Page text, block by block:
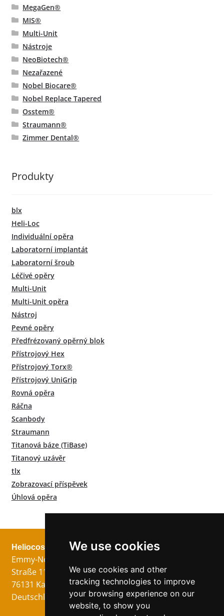
We use cookies
We use cookies and other
tracking technologies to improve
your browsing experience on our
website, to show you
MegaGen®
MIS®
Multi-Unit
Nástroje
NeoBiotech®
Nezařazené
Nobel Biocare®
Nobel Replace Tapered
Osstem®
Straumann®
Zimmer Dental®
Produkty
blx
Heli-Loc
Individuální opěra
Laboratorní implantát
Laboratorní šroub
Léčivé opěry
Multi-Unit
Multi-Unit opěra
Nástroj
Pevné opěry
Předfrézovaný opěrný blok
Přístrojový Hex
Přístrojový Torx®
Přístrojový UniGrip
Rovná opěra
Ráčna
Scanbody
Straumann
Titanová báze (TiBase)
Titanový uzávěr
tlx
Zobrazovací příspěvek
Úhlová opěra
Heliocos GmbH
Emmy-Noether-
Straße 11
76131 Karlsruhe
Deutschland
Právní
Ochrana dat
VOP
Následuj nás!